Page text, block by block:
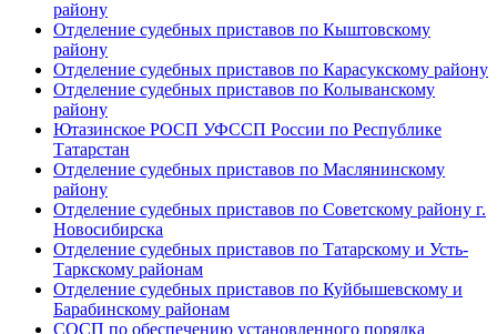
району
Отделение судебных приставов по Кыштовскому
району
Отделение судебных приставов по Карасукскому району
Отделение судебных приставов по Колыванскому
району
Ютазинское РОСП УФССП России по Республике
Татарстан
Отделение судебных приставов по Маслянинскому
району
Отделение судебных приставов по Советскому району г.
Новосибирска
Отделение судебных приставов по Татарскому и Усть-
Таркскому районам
Отделение судебных приставов по Куйбышевскому и
Барабинскому районам
СОСП по обеспечению установленного порядка